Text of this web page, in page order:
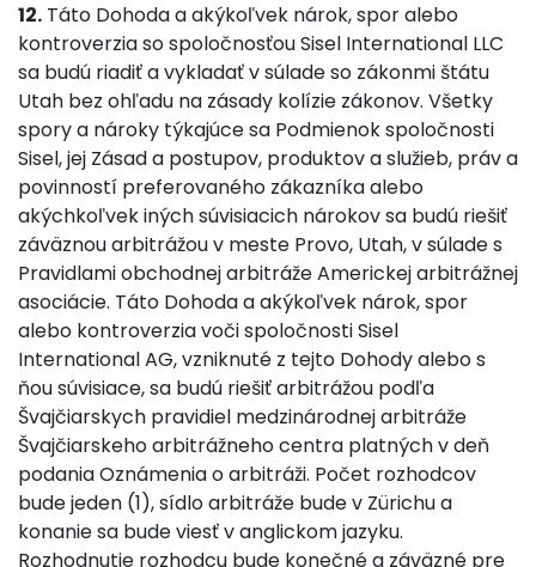
12. Táto Dohoda a akýkoľvek nárok, spor alebo
kontroverzia so spoločnosťou Sisel International LLC
sa budú riadiť a vykladať v súlade so zákonmi štátu
Utah bez ohľadu na zásady kolízie zákonov. Všetky
spory a nároky týkajúce sa Podmienok spoločnosti
Sisel, jej Zásad a postupov, produktov a služieb, práv a
povinností preferovaného zákazníka alebo
akýchkoľvek iných súvisiacich nárokov sa budú riešiť
záväznou arbitrážou v meste Provo, Utah, v súlade s
Pravidlami obchodnej arbitráže Americkej arbitrážnej
asociácie. Táto Dohoda a akýkoľvek nárok, spor
alebo kontroverzia voči spoločnosti Sisel
International AG, vzniknuté z tejto Dohody alebo s
ňou súvisiace, sa budú riešiť arbitrážou podľa
Švajčiarskych pravidiel medzinárodnej arbitráže
Švajčiarskeho arbitrážneho centra platných v deň
podania Oznámenia o arbitráži. Počet rozhodcov
bude jeden (1), sídlo arbitráže bude v Zürichu a
konanie sa bude viesť v anglickom jazyku.
Rozhodnutie rozhodcu bude konečné a záväzné pre